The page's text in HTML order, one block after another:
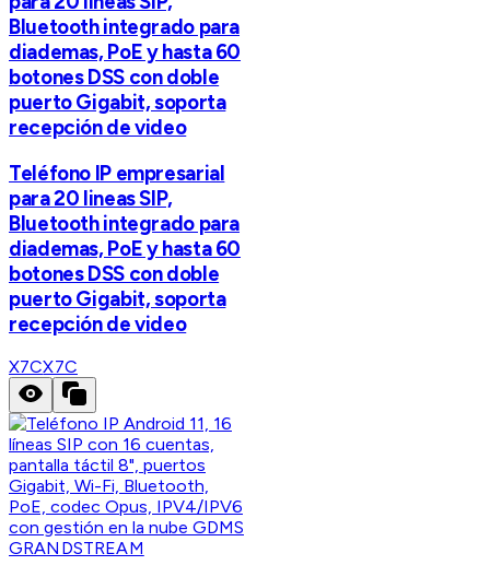
Bluetooth integrado para
diademas, PoE y hasta 60
botones DSS con doble
puerto Gigabit, soporta
recepción de video
Teléfono IP empresarial
para 20 lineas SIP,
Bluetooth integrado para
diademas, PoE y hasta 60
botones DSS con doble
puerto Gigabit, soporta
recepción de video
X7CX7C
GRANDSTREAM